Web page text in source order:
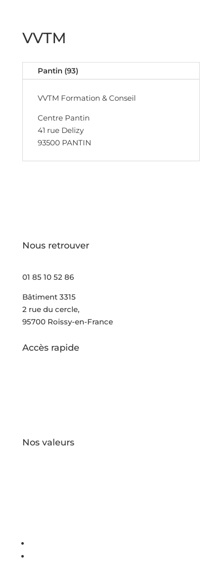
VVTM
Pantin (93)
VVTM Formation & Conseil
Centre Pantin
41 rue Delizy
93500 PANTIN
Nous retrouver
01 85 10 52 86
Bâtiment 3315
2 rue du cercle,
95700 Roissy-en-France
Accès rapide
Nos valeurs